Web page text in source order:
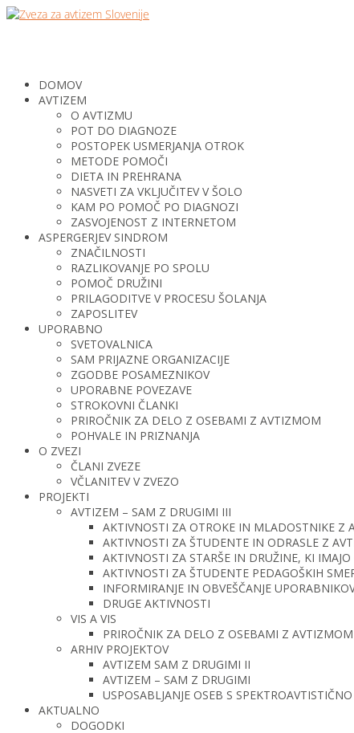
DOMOV
AVTIZEM
O AVTIZMU
POT DO DIAGNOZE
POSTOPEK USMERJANJA OTROK
METODE POMOČI
DIETA IN PREHRANA
NASVETI ZA VKLJUČITEV V ŠOLO
KAM PO POMOČ PO DIAGNOZI
ZASVOJENOST Z INTERNETOM
ASPERGERJEV SINDROM
ZNAČILNOSTI
RAZLIKOVANJE PO SPOLU
POMOČ DRUŽINI
PRILAGODITVE V PROCESU ŠOLANJA
ZAPOSLITEV
UPORABNO
SVETOVALNICA
SAM PRIJAZNE ORGANIZACIJE
ZGODBE POSAMEZNIKOV
UPORABNE POVEZAVE
STROKOVNI ČLANKI
PRIROČNIK ZA DELO Z OSEBAMI Z AVTIZMOM
POHVALE IN PRIZNANJA
O ZVEZI
ČLANI ZVEZE
VČLANITEV V ZVEZO
PROJEKTI
AVTIZEM – SAM Z DRUGIMI III
AKTIVNOSTI ZA OTROKE IN MLADOSTNIKE Z
AKTIVNOSTI ZA ŠTUDENTE IN ODRASLE Z
AKTIVNOSTI ZA STARŠE IN DRUŽINE, KI
AKTIVNOSTI ZA ŠTUDENTE PEDAGOŠKIH
INFORMIRANJE IN OBVEŠČANJE
DRUGE AKTIVNOSTI
VIS A VIS
PRIROČNIK ZA DELO Z OSEBAMI Z AVTIZMOM
ARHIV PROJEKTOV
AVTIZEM SAM Z DRUGIMI II
AVTIZEM – SAM Z DRUGIMI
USPOSABLJANJE OSEB S
AKTUALNO
DOGODKI